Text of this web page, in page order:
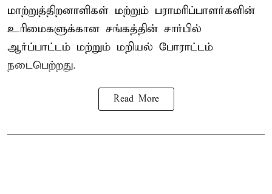
மாற்றுத்திறனாளிகள் மற்றும் பராமரிப்பாளர்களின்
உரிமைகளுக்கான சங்கத்தின் சார்பில்
ஆர்ப்பாட்டம் மற்றும் மறியல் போராட்டம்
நடைபெற்றது.
Read More